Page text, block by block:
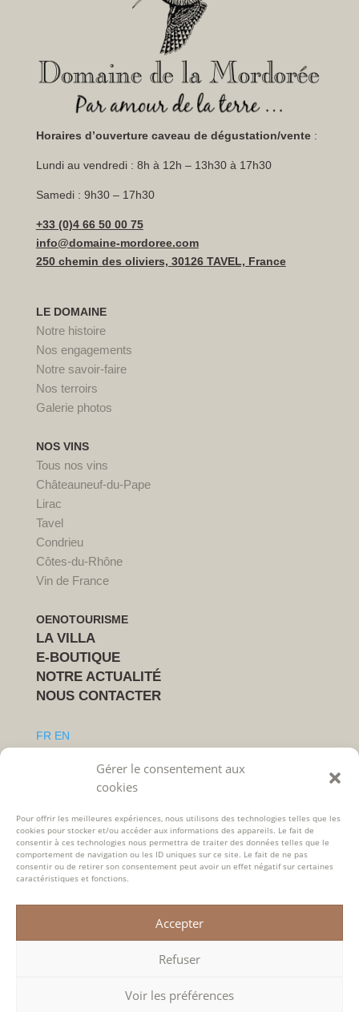
Gérer le consentement aux
cookies
Pour offrir les meilleures expériences, nous utilisons des technologies telles que les
cookies pour stocker et/ou accéder aux informations des appareils. Le fait de
consentir à ces technologies nous permettra de traiter des données telles que le
comportement de navigation ou les ID uniques sur ce site. Le fait de ne pas
consentir ou de retirer son consentement peut avoir un effet négatif sur certaines
caractéristiques et fonctions.
Accepter
Refuser
Voir les préférences
Horaires d’ouverture caveau de dégustation/vente:
Lundi au vendredi : 8h à 12h – 13h30 à 17h30
Samedi : 9h30 – 17h30
+33 (0)4 66 50 00 75
info@domaine-mordoree.com
250 chemin des oliviers, 30126 TAVEL, France
LE DOMAINE
Notre histoire
Nos engagements
Notre savoir-faire
Nos terroirs
Galerie photos
NOS VINS
Tous nos vins
Châteauneuf-du-Pape
Lirac
Tavel
Condrieu
Côtes-du-Rhône
Vin de France
OENOTOURISME
LA VILLA
E-BOUTIQUE
NOTRE ACTUALITÉ
NOUS CONTACTER
FR EN
Suivez-nous
RGPD
L’abus d’alcool est dangereux pour la santé, à
© Domaine de la Mordorée